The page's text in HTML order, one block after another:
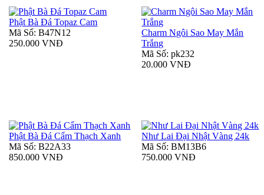
Phật Bà Đá Topaz Cam
Mã Số: B47N12
250.000 VNĐ
Charm Ngôi Sao May Mắn
Trắng
Mã Số: pk232
20.000 VNĐ
Phật Bà Đá Cẩm Thạch Xanh
Mã Số: B22A33
850.000 VNĐ
Như Lai Đại Nhật Vàng 24k
Mã Số: BM13B6
750.000 VNĐ